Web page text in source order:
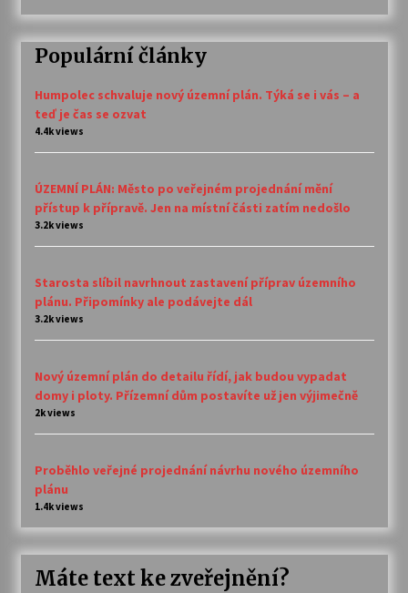
Populární články
Humpolec schvaluje nový územní plán. Týká se i vás – a
teď je čas se ozvat
4.4k views
ÚZEMNÍ PLÁN: Město po veřejném projednání mění
přístup k přípravě. Jen na místní části zatím nedošlo
3.2k views
Starosta slíbil navrhnout zastavení příprav územního
plánu. Připomínky ale podávejte dál
3.2k views
Nový územní plán do detailu řídí, jak budou vypadat
domy i ploty. Přízemní dům postavíte už jen výjimečně
2k views
Proběhlo veřejné projednání návrhu nového územního
plánu
1.4k views
Máte text ke zveřejnění?